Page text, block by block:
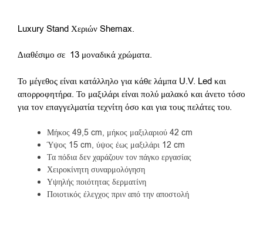
Luxury Stand Χεριών Shemax.
Διαθέσιμο σε 13 μοναδικά χρώματα.
Το μέγεθος είναι κατάλληλο για κάθε λάμπα U.V. Led και
απορροφητήρα. Το μαξιλάρι είναι πολύ μαλακό και άνετο τόσο
για τον επαγγελματία τεχνίτη όσο και για τους πελάτες του.
Μήκος 49,5 cm, μήκος μαξιλαριού 42 cm
Ύψος 15 cm, ύψος έως μαξιλάρι 12 cm
Τα πόδια δεν χαράζουν τον πάγκο εργασίας
Χειροκίνητη συναρμολόγηση
Υψηλής ποιότητας δερματίνη
Ποιοτικός έλεγχος πριν από την αποστολή